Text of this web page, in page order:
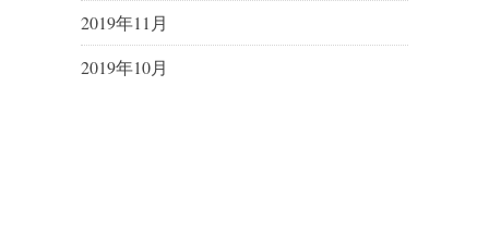
2019年11月
2019年10月